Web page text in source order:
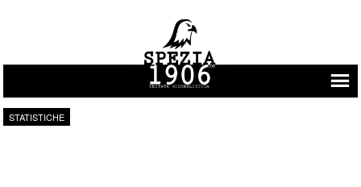
Vai al contenuto
STATISTICHE